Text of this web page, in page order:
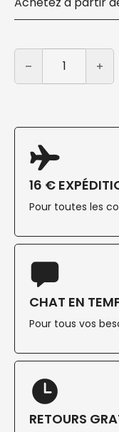
quantité de
Alternative:
16 €
Pour toutes les
CHAT EN
Pour tous vos
RETOURS